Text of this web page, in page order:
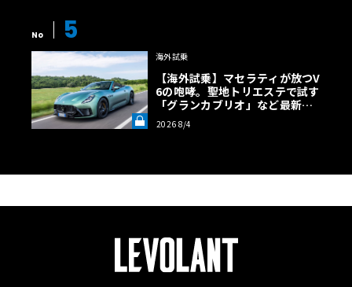
No 5
海外試乗
【海外試乗】マセラティが放つV
6の咆哮。聖地トリエステで試す
「グランカブリオ」など最新ト
ロフェオ3台の官能評価《LE VO
LANT LAB》
2026 8/4